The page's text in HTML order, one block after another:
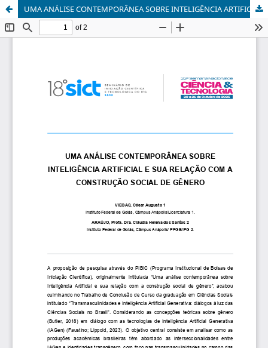
UMA ANÁLISE CONTEMPORÂNEA SOBRE INTELIGÊNCIA ARTIFICIAL E SUA RELAÇÃO COM A CONSTRUÇÃO SOCIAL DE GÊNERO